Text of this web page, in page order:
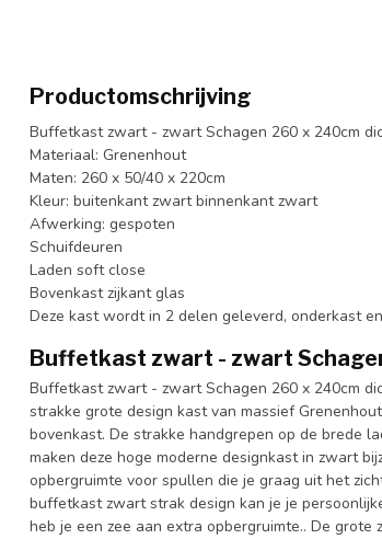
Productomschrijving
Buffetkast zwart - zwart Schagen 260 x 240cm
Materiaal: Grenenhout
Maten: 260 x 50/40 x 220cm
Kleur: buitenkant zwart binnenkant zwart
Afwerking: gespoten
Schuifdeuren
Laden soft close
Bovenkast zijkant glas
Deze kast wordt in 2 delen geleverd, onderkast
Buffetkast zwart - zwart
Buffetkast zwart - zwart Schagen 260 x 240cm
strakke grote design kast van massief
bovenkast. De strakke handgrepen op de brede
maken deze hoge moderne designkast in zwart
opbergruimte voor spullen die je graag uit het
buffetkast zwart strak design kan je je
heb je een zee aan extra opbergruimte.. De